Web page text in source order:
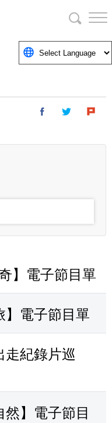
】電子節目單
】電子節目單
走紀錄片巡
】電子節目